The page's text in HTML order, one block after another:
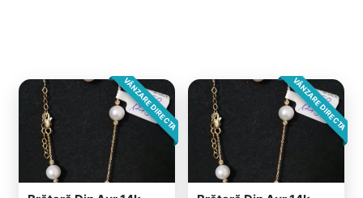
VÂNZARE DIRECTA VÂNZARE DIRECTA